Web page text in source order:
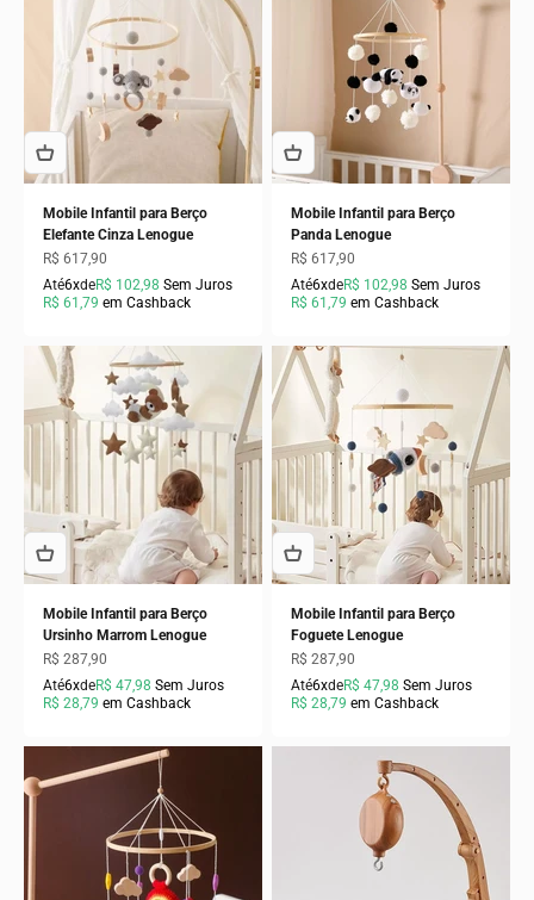
Mobile Infantil para Berço
Elefante Cinza Lenogue
Preço promocional
R$ 617,90
Até6xdeR$ 102,98 Sem Juros
R$ 61,79 em Cashback
Mobile Infantil para Berço
Panda Lenogue
Preço promocional
R$ 617,90
Até6xdeR$ 102,98 Sem Juros
R$ 61,79 em Cashback
Mobile Infantil para Berço
Ursinho Marrom Lenogue
Preço promocional
R$ 287,90
Até6xdeR$ 47,98 Sem Juros
R$ 28,79 em Cashback
Mobile Infantil para Berço
Foguete Lenogue
Preço promocional
R$ 287,90
Até6xdeR$ 47,98 Sem Juros
R$ 28,79 em Cashback